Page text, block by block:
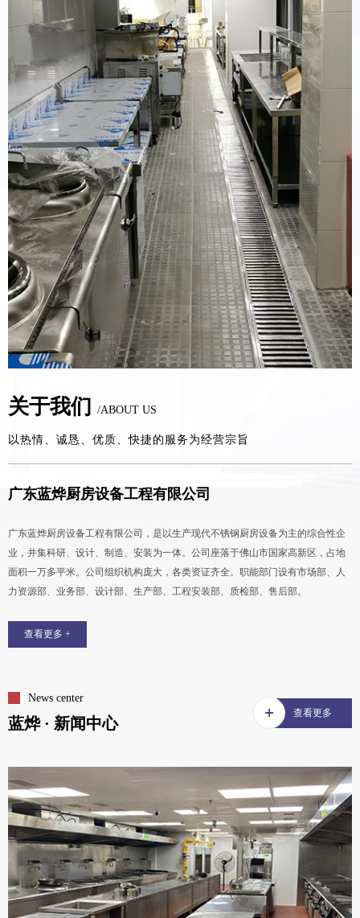
关于我们 /ABOUT US
以热情、诚恳、优质、快捷的服务为经营宗旨
广东蓝烨厨房设备工程有限公司
广东蓝烨厨房设备工程有限公司，是以生产现代不锈钢厨房设备为主的综合性企
业，并集科研、设计、制造、安装为一体。公司座落于佛山市国家高新区，占地
面积一万多平米。公司组织机构庞大，各类资证齐全。职能部门设有市场部、人
力资源部、业务部、设计部、生产部、工程安装部、质检部、售后部。
查看更多 +
News center
蓝烨 · 新闻中心
查看更多